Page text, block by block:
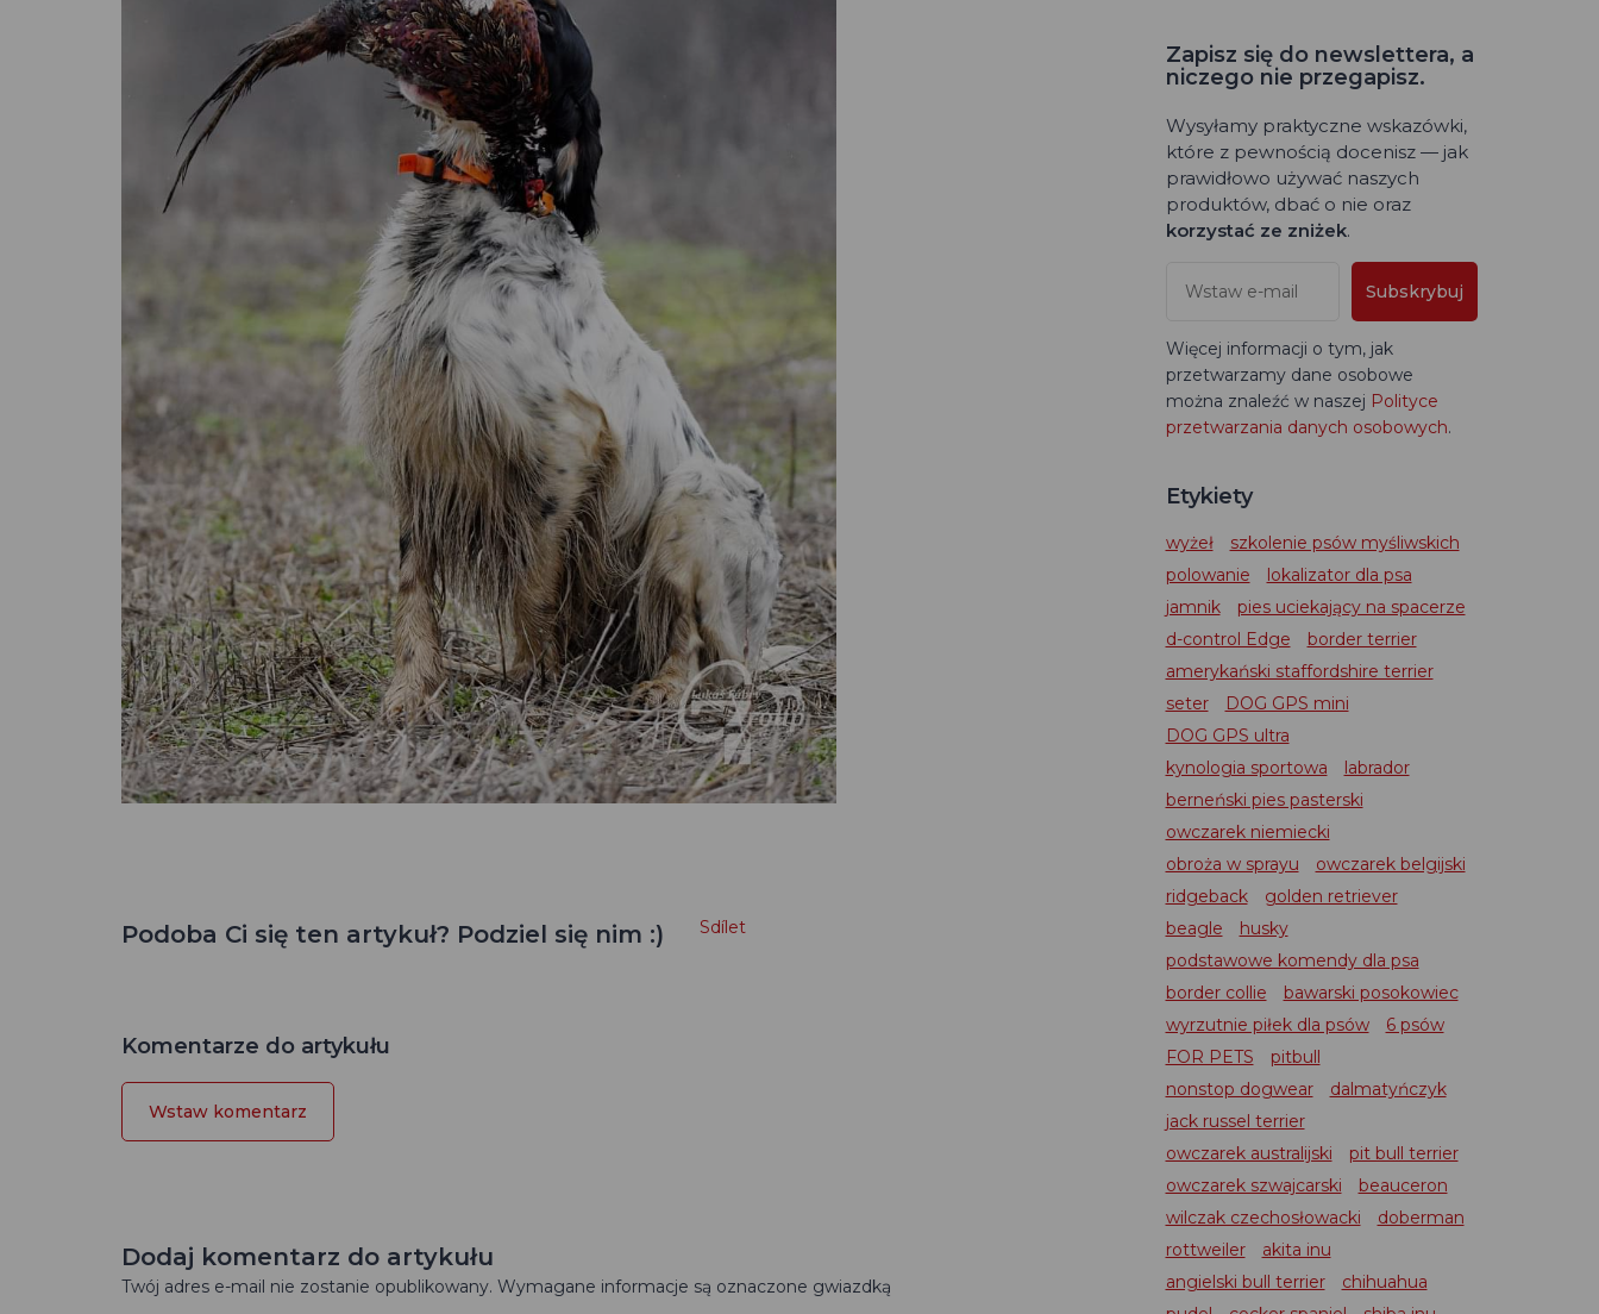
Podoba Ci się ten artykuł? Podziel się nim :) Sdílet
Komentarze do artykułu
Wstaw komentarz
Dodaj komentarz do artykułu
Twój adres e-mail nie zostanie opublikowany. Wymagane informacje są oznaczone gwiazdką
Zapisz się do newslettera, a
niczego nie przegapisz.
Wysyłamy praktyczne wskazówki,
które z pewnością docenisz — jak
prawidłowo używać naszych
produktów, dbać o nie oraz
korzystać ze zniżek.
Subskrybuj
Więcej informacji o tym, jak
przetwarzamy dane osobowe
można znaleźć w naszej Polityce
przetwarzania danych osobowych.
Etykiety
wyżeł
szkolenie psów myśliwskich
polowanie
lokalizator dla psa
jamnik
pies uciekający na spacerze
d-control Edge
border terrier
amerykański staffordshire terrier
seter
DOG GPS mini
DOG GPS ultra
kynologia sportowa
labrador
berneński pies pasterski
owczarek niemiecki
obroża w sprayu
owczarek belgijski
ridgeback
golden retriever
beagle
husky
podstawowe komendy dla psa
border collie
bawarski posokowiec
wyrzutnie piłek dla psów
6 psów
FOR PETS
pitbull
nonstop dogwear
dalmatyńczyk
jack russel terrier
owczarek australijski
pit bull terrier
owczarek szwajcarski
beauceron
wilczak czechosłowacki
doberman
rottweiler
akita inu
angielski bull terrier
chihuahua